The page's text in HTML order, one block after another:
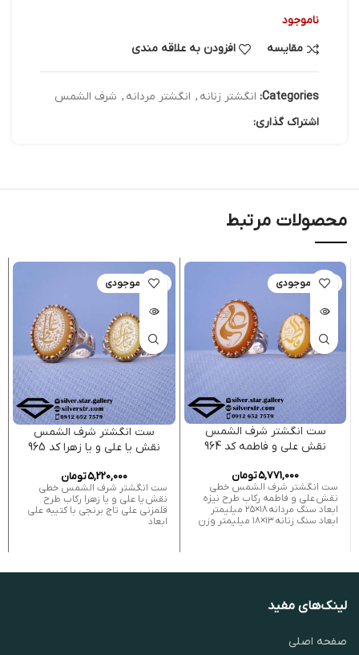
ناموجود
مقایسه
افزودن به علاقه مندی
Categories: انگشتر زنانه , انگشتر مردانه , شرف الشمس
اشتراک گذاری:
محصولات مرتبط
اتمام موجودی
ست انگشتر شرف الشمس
نقش علی و فاطمه کد 964
5,771,000تومان
ست انگشتر شرف الشمس خطی
نقش علی و فاطمه رکاب طرح نیزه
ابعاد سنگ مردانه ۱۸×۲۵ میلیمتر
ابعاد سنگ زنانه ۱۳×۱۸ میلیمتر وزن
اتمام موجودی
ست انگشتر شرف الشمس
نقش یا علی و یا زهرا کد 965
5,220,000تومان
ست انگشتر شرف الشمس خطی
نقش یا علی و یا زهرا رکاب طرح
قلمزنی علی تاج برنجی با کتیبه علی
ابعاد
لینک‌های مفید
صفحه اصلی